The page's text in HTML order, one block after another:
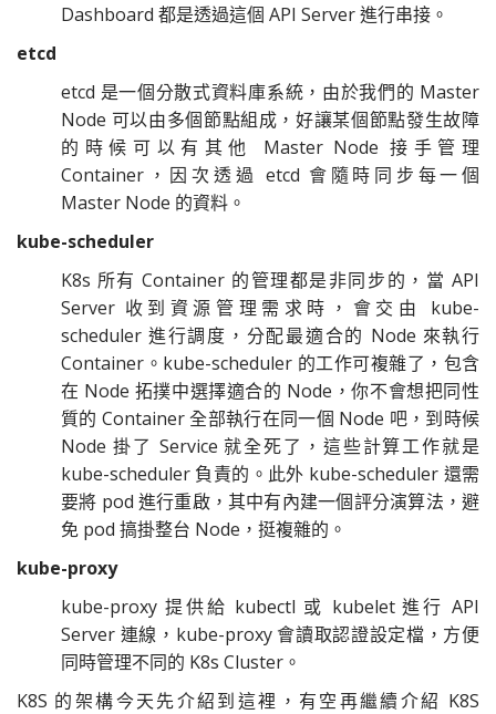
Dashboard 都是透過這個 API Server 進行串接。
etcd
etcd 是一個分散式資料庫系統，由於我們的 Master
Node 可以由多個節點組成，好讓某個節點發生故障
的時候可以有其他 Master Node 接手管理
Container，因次透過 etcd 會隨時同步每一個
Master Node 的資料。
kube-scheduler
K8s 所有 Container 的管理都是非同步的，當 API
Server 收到資源管理需求時，會交由 kube-
scheduler 進行調度，分配最適合的 Node 來執行
Container。kube-scheduler 的工作可複雜了，包含
在 Node 拓撲中選擇適合的 Node，你不會想把同性
質的 Container 全部執行在同一個 Node 吧，到時候
Node 掛了 Service 就全死了，這些計算工作就是
kube-scheduler 負責的。此外 kube-scheduler 還需
要將 pod 進行重啟，其中有內建一個評分演算法，避
免 pod 搞掛整台 Node，挺複雜的。
kube-proxy
kube-proxy 提供給 kubectl 或 kubelet 進行 API
Server 連線，kube-proxy 會讀取認證設定檔，方便
同時管理不同的 K8s Cluster。
K8S 的架構今天先介紹到這裡，有空再繼續介紹 K8S